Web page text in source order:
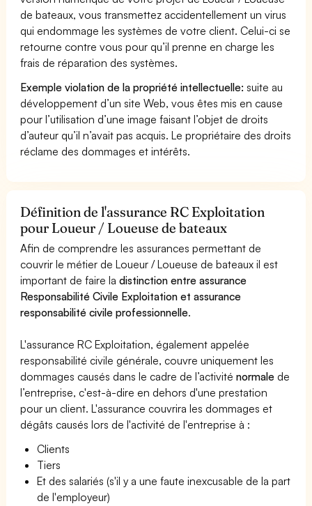
de bateaux, vous transmettez accidentellement un virus
qui endommage les systèmes de votre client. Celui-ci se
retourne contre vous pour qu’il prenne en charge les
frais de réparation des systèmes.
Exemple violation de la propriété intellectuelle: suite au
développement d’un site Web, vous êtes mis en cause
pour l’utilisation d’une image faisant l’objet de droits
d’auteur qu’il n’avait pas acquis. Le propriétaire des droits
réclame des dommages et intérêts.
Définition de l'assurance RC Exploitation
pour Loueur / Loueuse de bateaux
Afin de comprendre les assurances permettant de
couvrir le métier de Loueur / Loueuse de bateaux il est
important de faire ladistinction entre assurance
Responsabilité Civile Exploitation et assurance
responsabilité civile professionnelle.
L'assurance RC Exploitation, également appelée
responsabilité civile générale, couvre uniquement les
dommages causés dans le cadre de l’activiténormale de
l’entreprise, c'est-à-dire en dehors d'une prestation
pour un client. L'assurance couvrira les dommages et
dégâts causés lors de l'activité de l'entreprise à :
Clients
Tiers
Et des salariés (s'il y a une faute inexcusable de la part
de l'employeur)